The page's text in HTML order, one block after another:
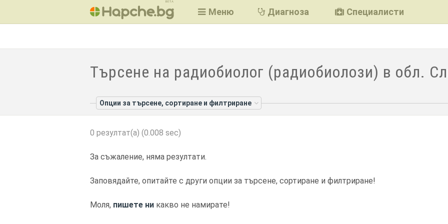
BETA
Меню Диагноза Специалисти
Търсене на радиобиолог (радиобиолози) в обл.
Опции за търсене, сортиране и филтриране
0 резултат(а) (0.008 sec)
За съжаление, няма резултати.
Заповядайте, опитайте с други опции за търсене, сортиране и филтриране!
Моля, пишете ни какво не намирате!